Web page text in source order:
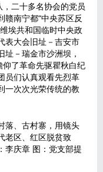
二十多名协会的党员
南宁都“中央苏区反
埃共和国临时中央政
表大会旧址－吉安市
－瑞金市沙洲坝，
仰了革命先驱瞿秋白纪
员们认真观看先烈革
一次次光荣传统的教
、古村寨，用镜头
老区、红区脱贫致
李庆章 图：党支部提